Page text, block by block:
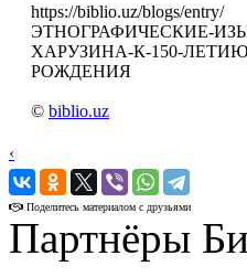
https://biblio.uz/blogs/entry/
ЭТНОГРАФИЧЕСКИЕ-
ХАРУЗИНА-К-150-
РОЖДЕНИЯ
© biblio.uz
‹
›
Поделитесь материалом с друзьями
Партнёры